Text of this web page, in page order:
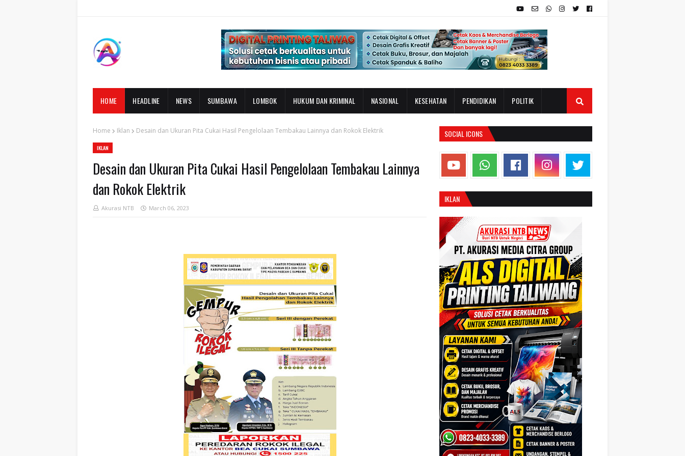
HOME HEADLINE NEWS SUMBAWA LOMBOK HUKUM DAN KRIMINAL NASIONAL KESEHATAN PENDIDIKAN POLITIK
Home Iklan Desain dan Ukuran Pita Cukai Hasil Pengelolaan Tembakau Lainnya dan Rokok Elektrik
IKLAN
Desain dan Ukuran Pita Cukai Hasil Pengelolaan Tembakau Lainnya
dan Rokok Elektrik
Akurasi NTB March 06, 2023
SOCIAL ICONS
IKLAN